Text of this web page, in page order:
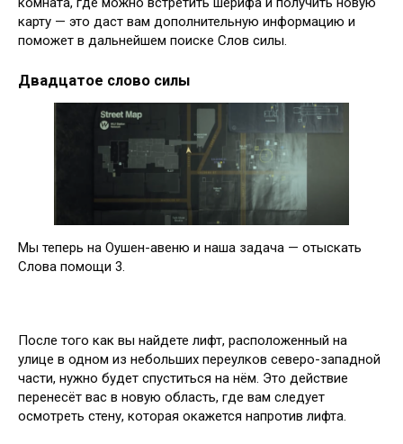
карту — это даст вам дополнительную информацию и
поможет в дальнейшем поиске Слов силы.
Двадцатое слово силы
Мы теперь на Оушен-авеню и наша задача — отыскать
Слова помощи 3.
После того как вы найдете лифт, расположенный на
улице в одном из небольших переулков северо-западной
части, нужно будет спуститься на нём. Это действие
перенесёт вас в новую область, где вам следует
осмотреть стену, которая окажется напротив лифта.